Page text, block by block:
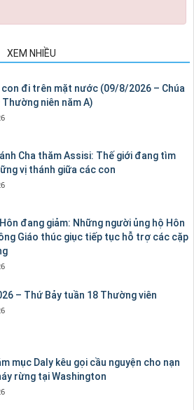
XEM NHIỀU
con đi trên mặt nước (09/8/2026 – Chúa
niên năm A)
Cha thăm Assisi: Thế giới đang tìm
vị thánh giữa các con
đang giảm: Những người ủng hộ Hôn
Giáo thúc giục tiếp tục hỗ trợ các cặp
– Thứ Bảy tuần 18 Thường viên
mục Daly kêu gọi cầu nguyện cho nạn
rừng tại Washington